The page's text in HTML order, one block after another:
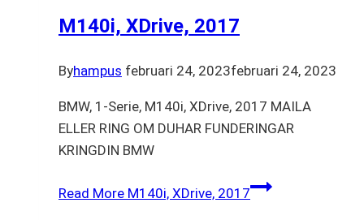
M140i, XDrive, 2017
Byhampus februari 24, 2023februari 24, 2023
BMW, 1-Serie, M140i, XDrive, 2017 MAILA
ELLER RING OM DUHAR FUNDERINGAR
KRINGDIN BMW
Read More M140i, XDrive, 2017